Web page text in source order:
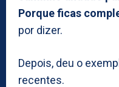
Porque ficas
por dizer.
Depois, deu o
recentes.